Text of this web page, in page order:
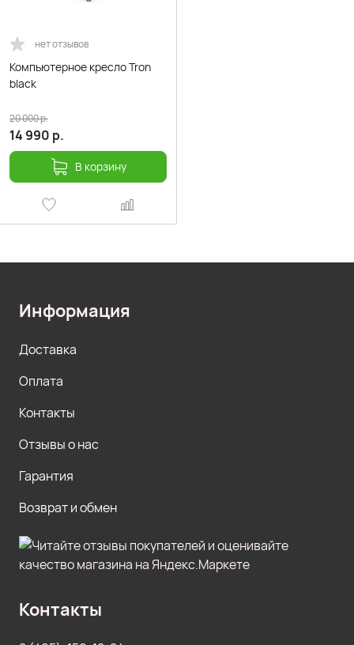
нет отзывов
Компьютерное кресло Tron
black
14 990 р.
20 000р.
В корзину
Информация
Доставка
Оплата
Контакты
Отзывы о нас
Гарантия
Возврат и обмен
Контакты